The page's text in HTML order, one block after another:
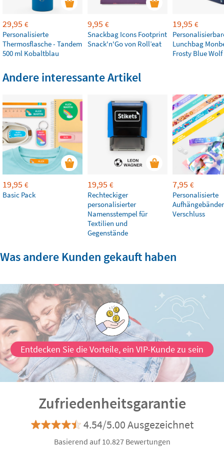
29,95 €
Personalisierte
Thermosflasche - Tandem
500 ml Kobaltblau
9,95 €
Snackbag Icons Footprint
Snack'n'Go von Roll’eat
19,95 €
Lunchbag
Frosty Blue Wolf
Andere interessante Artikel
19,95 €
Basic Pack
19,95 €
Rechteckiger
personalisierter
Namensstempel für
Textilien und
Gegenstände
7,95 €
Personalisierte
Verschluss
Was andere Kunden gekauft haben
Entdecken Sie die Vorteile, ein VIP-Kunde zu sein
Zufriedenheitsgarantie
4.54/5.00 Ausgezeichnet
Basierend auf 10.827 Bewertungen